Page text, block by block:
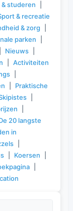
studeren
& recreatie
& zorg
parken
Nieuws
Activiteiten
Praktische
20 langste
in
Koersen